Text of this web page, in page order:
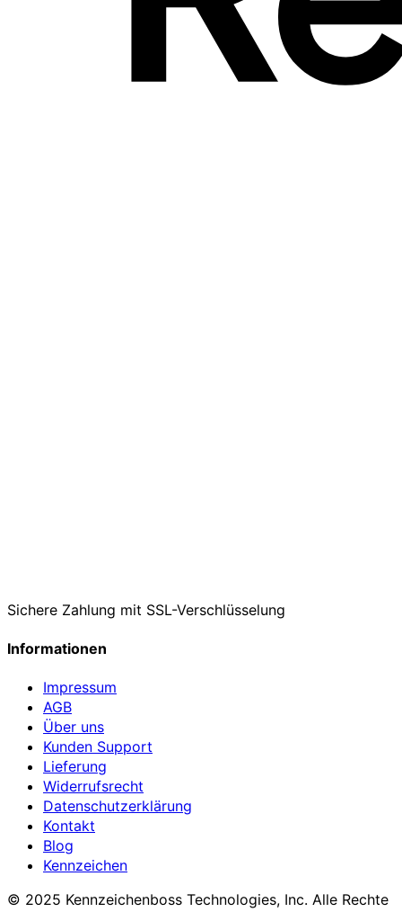
Sichere Zahlung mit SSL-Verschlüsselung
Informationen
Impressum
AGB
Über uns
Kunden Support
Lieferung
Widerrufsrecht
Datenschutzerklärung
Kontakt
Blog
Kennzeichen
© 2025 Kennzeichenboss Technologies, Inc. Alle Rechte